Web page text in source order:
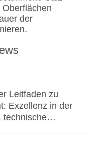
der
Leitfaden zu
Exzellenz in der
technische